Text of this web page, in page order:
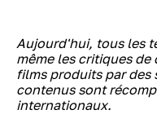
Aujourd'hui, tous les
même les critiques de
films produits par des
contenus sont
internationaux.